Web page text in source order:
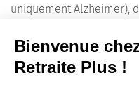
uniquement Alzheimer),
connaissent les
concernant les tarifs, le
les pathologies prises en